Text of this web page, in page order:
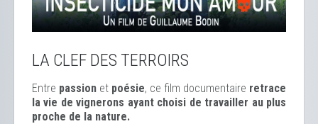
LA CLEF DES TERROIRS
Entre passion et poésie, ce film documentaire retrace
la vie de vignerons ayant choisi de travailler au plus
proche de la nature.